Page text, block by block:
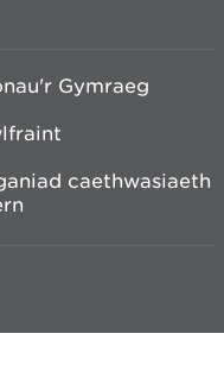
Gymraeg
caethwasiaeth